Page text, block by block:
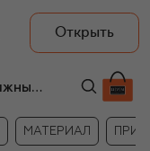
Открыть
Бежевые мужские пляжные принадлежности Dolce & Gabbana
МАТЕРИАЛ